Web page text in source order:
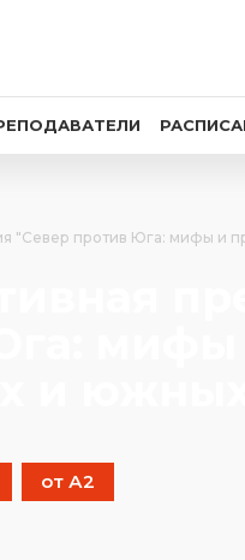
"Север против Юга: мифы и
от А2